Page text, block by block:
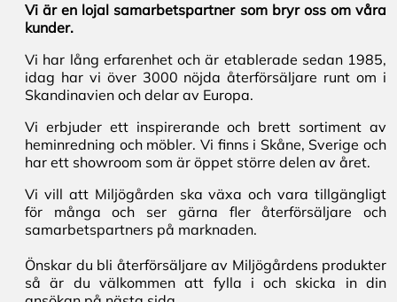
Vi är en lojal samarbetspartner som bryr oss om våra
kunder.
Vi har lång erfarenhet och är etablerade sedan 1985,
idag har vi över 3000 nöjda återförsäljare runt om i
Skandinavien och delar av Europa.
Vi erbjuder ett inspirerande och brett sortiment av
heminredning och möbler. Vi finns i Skåne, Sverige och
har ett showroom som är öppet större delen av året.
Vi vill att Miljögården ska växa och vara tillgängligt
för många och ser gärna fler återförsäljare och
samarbetspartners på marknaden.
Önskar du bli återförsäljare av Miljögårdens produkter
så är du välkommen att fylla i och skicka in din